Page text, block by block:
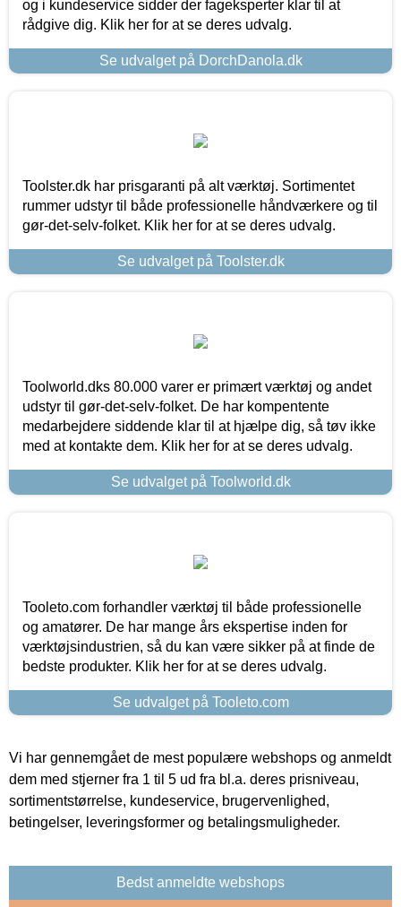
og i kundeservice sidder der fageksperter klar til at
rådgive dig. Klik her for at se deres udvalg.
Se udvalget på DorchDanola.dk
Toolster.dk har prisgaranti på alt værktøj. Sortimentet
rummer udstyr til både professionelle håndværkere og til
gør-det-selv-folket. Klik her for at se deres udvalg.
Se udvalget på Toolster.dk
Toolworld.dks 80.000 varer er primært værktøj og andet
udstyr til gør-det-selv-folket. De har kompentente
medarbejdere siddende klar til at hjælpe dig, så tøv ikke
med at kontakte dem. Klik her for at se deres udvalg.
Se udvalget på Toolworld.dk
Tooleto.com forhandler værktøj til både professionelle
og amatører. De har mange års ekspertise inden for
værktøjsindustrien, så du kan være sikker på at finde de
bedste produkter. Klik her for at se deres udvalg.
Se udvalget på Tooleto.com
Vi har gennemgået de mest populære webshops og anmeldt
dem med stjerner fra 1 til 5 ud fra bl.a. deres prisniveau,
sortimentstørrelse, kundeservice, brugervenlighed,
betingelser, leveringsformer og betalingsmuligheder.
Bedst anmeldte webshops